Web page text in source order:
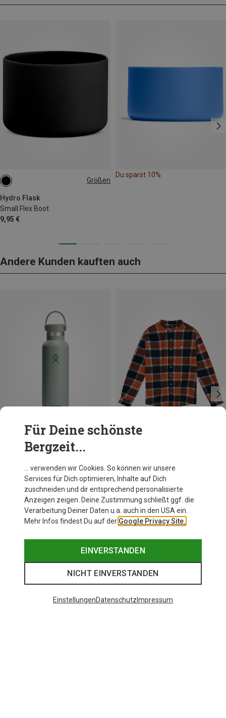
Größen
Hydro Flask
Small Flex Boot
9,95 €
ONE SIZE
Du sparst 10%
Andere Kunden kauften auch
Du sparst 21%
Für Deine schönste
Bergzeit...
… verwenden wir Cookies. So können wir unsere
Services für Dich optimieren, Inhalte auf Dich
zuschneiden und dir entsprechend personalisierte
Anzeigen zeigen. Deine Zustimmung schließt ggf. die
Verarbeitung Deiner Daten u.a. auch in den USA ein.
Mehr Infos findest Du auf der Google Privacy Site.
EINVERSTANDEN
NICHT EINVERSTANDEN
EinstellungenDatenschutz Impressum